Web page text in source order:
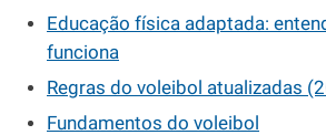
Educação física adaptada:
funciona
Regras do voleibol atualizadas
Fundamentos do voleibol